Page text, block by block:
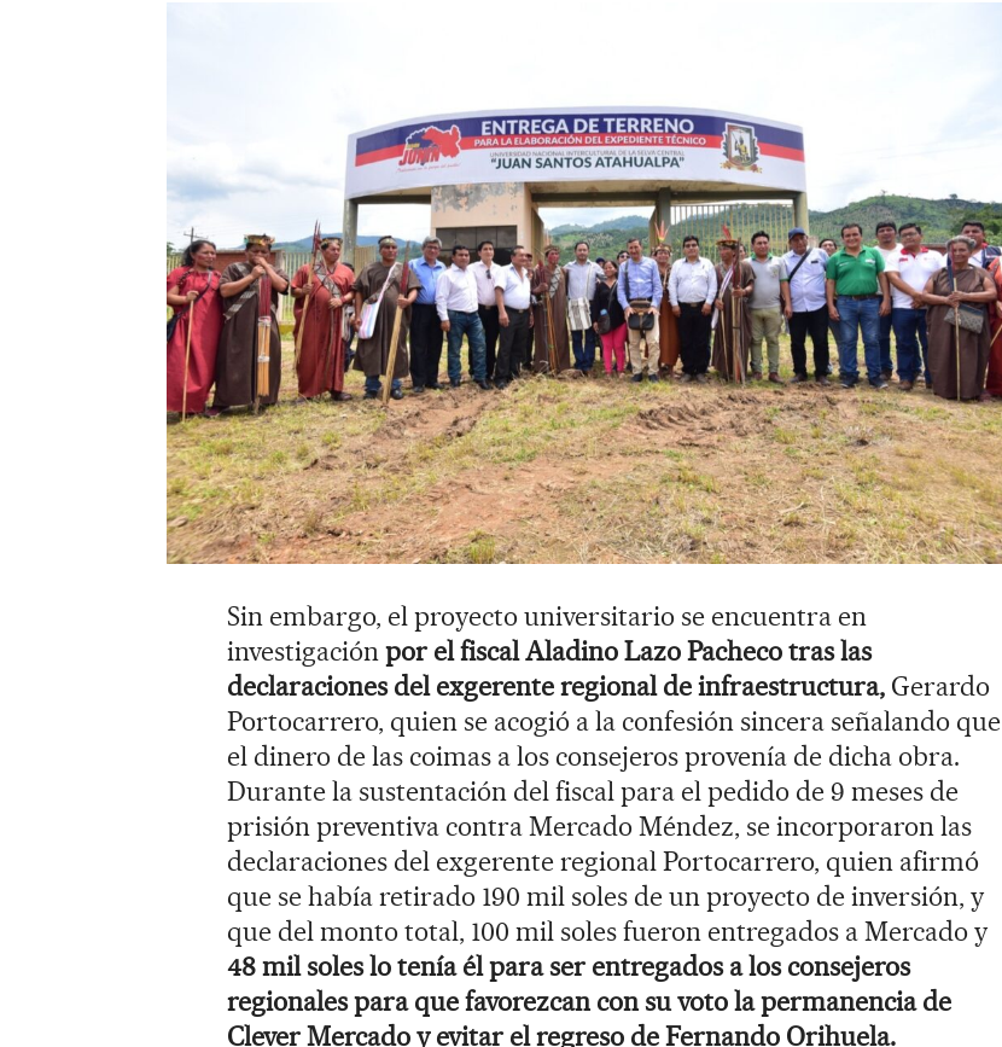
Sin embargo, el proyecto universitario se encuentra en
investigación por el fiscal Aladino Lazo Pacheco tras las
declaraciones del exgerente regional de infraestructura, Gerardo
Portocarrero, quien se acogió a la confesión sincera señalando que
el dinero de las coimas a los consejeros provenía de dicha obra.
Durante la sustentación del fiscal para el pedido de 9 meses de
prisión preventiva contra Mercado Méndez, se incorporaron las
declaraciones del exgerente regional Portocarrero, quien afirmó
que se había retirado 190 mil soles de un proyecto de inversión, y
que del monto total, 100 mil soles fueron entregados a Mercado y
48 mil soles lo tenía él para ser entregados a los consejeros
regionales para que favorezcan con su voto la permanencia de
Clever Mercado y evitar el regreso de Fernando Orihuela.